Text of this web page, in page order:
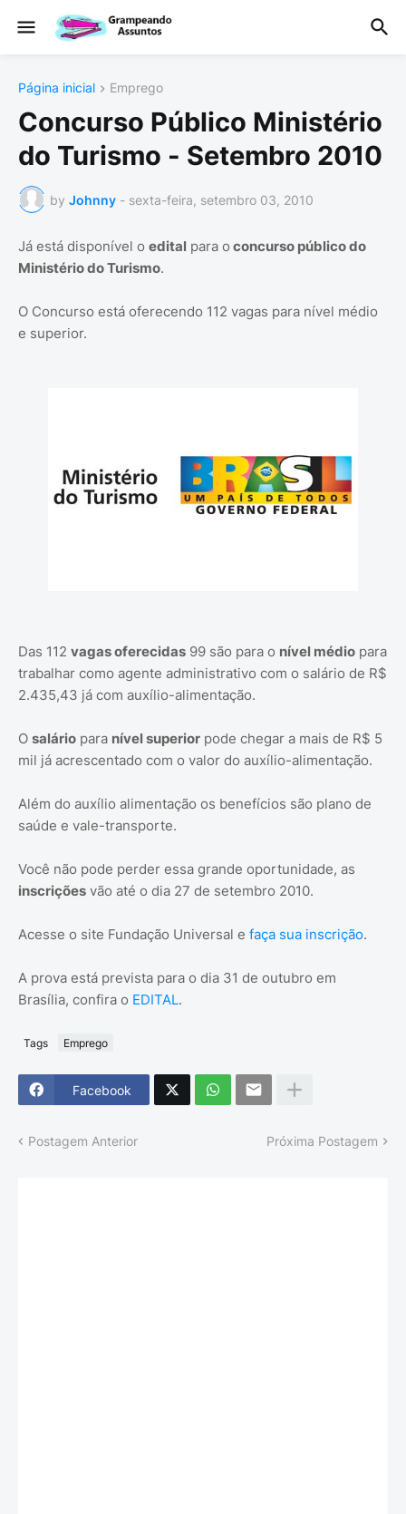
Página inicial Emprego
Concurso Público Ministério
do Turismo - Setembro 2010
by Johnny - sexta-feira, setembro 03, 2010
Já está disponível o edital para o concurso público do
Ministério do Turismo.
O Concurso está oferecendo 112 vagas para nível médio
e superior.
Das 112 vagas oferecidas 99 são para o nível médio para
trabalhar como agente administrativo com o salário de R$
2.435,43 já com auxílio-alimentação.
O salário para nível superior pode chegar a mais de R$ 5
mil já acrescentado com o valor do auxílio-alimentação.
Além do auxílio alimentação os benefícios são plano de
saúde e vale-transporte.
Você não pode perder essa grande oportunidade, as
inscrições vão até o dia 27 de setembro 2010.
Acesse o site Fundação Universal e faça sua inscrição.
A prova está prevista para o dia 31 de outubro em
Brasília, confira o EDITAL.
Tags Emprego
Facebook
Postagem Anterior Próxima Postagem